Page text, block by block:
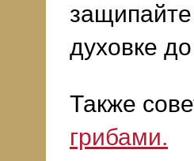
духовке
Также
грибами.